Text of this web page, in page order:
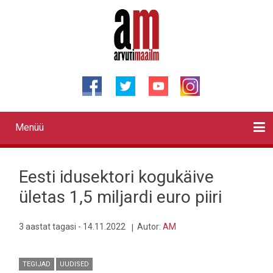
Primary
links
Menüü
Eesti idusektori kogukäive
ületas 1,5 miljardi euro piiri
3 aastat tagasi - 14.11.2022 Autor: AM
TEGIJAD UUDISED